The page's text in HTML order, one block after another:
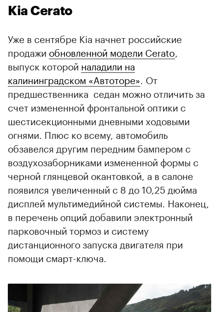
Kia Cerato
00:00 / 00:00
Уже в сентябре Kia начнет российские
продажи обновленной модели Cerato
выпуск которой наладили на
калининградском «Автоторе» . От
предшественника седан можно отличить за
счет измененной фронтальной оптики с
шестисекционными дневными ходовыми
огнями. Плюс ко всему, автомобиль
обзавелся другим передним бампером с
воздухозаборниками измененной формы с
черной глянцевой окантовкой, а в салоне
появился увеличенный с 8 до 10,25 дюйма
дисплей мультимедийной системы. Наконец,
в перечень опций добавили электронный
парковочный тормоз и систему
дистанционного запуска двигателя при
помощи смарт-ключа.